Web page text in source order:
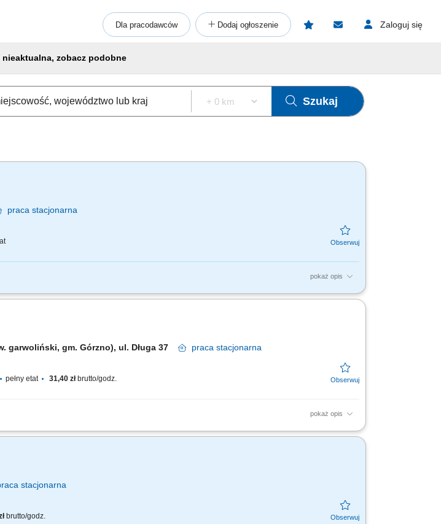
Dla pracodawców Dodaj ogłoszenie Zaloguj się
zobacz podobne
Szukaj
praca stacjonarna
pokaż opis
zdobywać wiedzę i doświadczenie przy wsparciu opiekuna wdrożenia oraz zespołu.
garwoliński, gm. Górzno), ul. Długa 37 praca stacjonarna
pełny etat 31,40 złbrutto/godz.
pokaż opis
ze standardami sieci Topaz obsługa kasy fiskalnej dbałość o właściwą ekspozycję
stacjonarna
brutto/godz.